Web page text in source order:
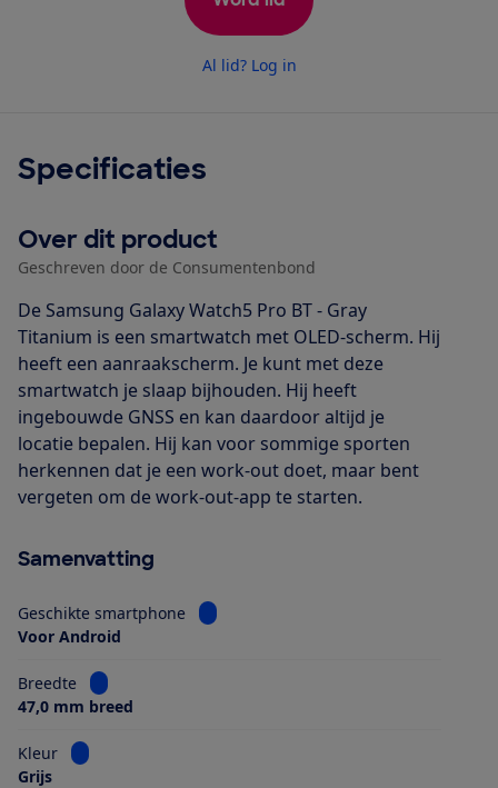
Al lid? Log in
Specificaties
Over dit product
Geschreven door de Consumentenbond
De Samsung Galaxy Watch5 Pro BT - Gray
Titanium is een smartwatch met OLED-scherm. Hij
heeft een aanraakscherm. Je kunt met deze
smartwatch je slaap bijhouden. Hij heeft
ingebouwde GNSS en kan daardoor altijd je
locatie bepalen. Hij kan voor sommige sporten
herkennen dat je een work-out doet, maar bent
vergeten om de work-out-app te starten.
Samenvatting
Geschikte smartphone
Bekijk informatie voor Geschikte
Voor Android
Breedte
Bekijk informatie voor Breedte
47,0 mm breed
Kleur
Bekijk informatie voor Kleur
Grijs